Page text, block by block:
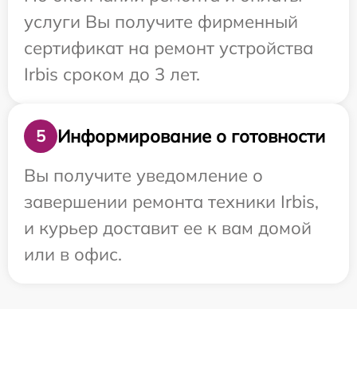
услуги Вы получите фирменный
сертификат на ремонт устройства
Irbis сроком до 3 лет.
5
Информирование о готовности
Вы получите уведомление о
завершении ремонта техники Irbis,
и курьер доставит ее к вам домой
или в офис.